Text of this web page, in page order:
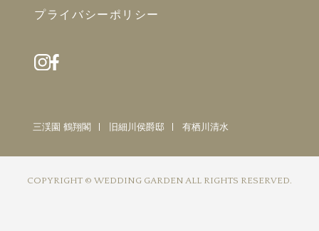
プライバシーポリシー
三渓園 鶴翔閣 旧細川侯爵邸 有栖川清水
COPYRIGHT © WEDDING GARDEN ALL RIGHTS RESERVED.